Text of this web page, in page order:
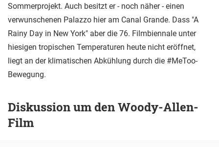
Sommerprojekt. Auch besitzt er - noch näher - einen
verwunschenen Palazzo hier am Canal Grande. Dass "A
Rainy Day in New York" aber die 76. Filmbiennale unter
hiesigen tropischen Temperaturen heute nicht eröffnet,
liegt an der klimatischen Abkühlung durch die #MeToo-
Bewegung.
Diskussion um den Woody-Allen-
Film